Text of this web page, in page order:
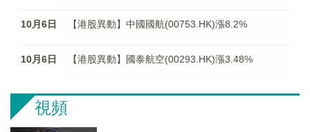
10月6日 【港股異動】中國國航(00753.HK)漲8.2%
10月6日 【港股異動】國泰航空(00293.HK)漲3.48%
視頻